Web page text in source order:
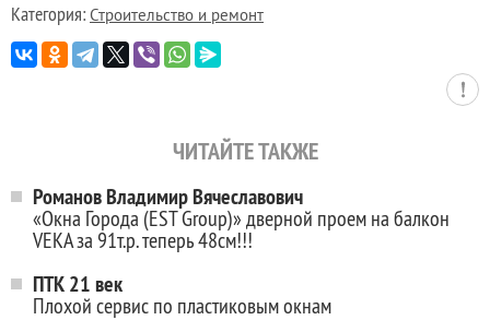
Категория: Строительство и ремонт
ЧИТАЙТЕ ТАКЖЕ
Романов Владимир Вячеславович
«Окна Города (EST Group)» дверной проем на балкон
VEKA за 91т.р. теперь 48см!!!
ПТК 21 век
Плохой сервис по пластиковым окнам